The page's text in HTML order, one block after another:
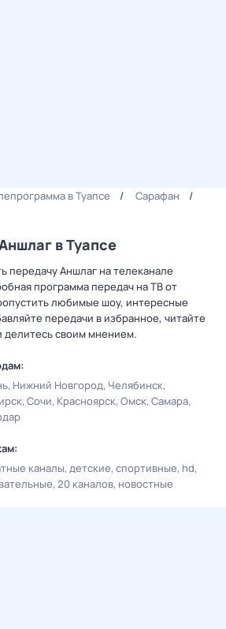
в Туапсе
Сарафан
в Туапсе
передачу Аншлаг на телеканале
программа передач на ТВ от
любимые шоу, интересные
передачи в избранное, читайте
делитесь своим мнением.
Нижний Новгород Челябинск
Сочи Красноярск Омск Самара
каналы детские спортивные hd
20 каналов новостные